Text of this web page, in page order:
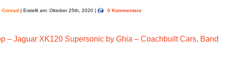
Conrad | Erstellt am: Oktober 25th, 2020 | 0 Kommentare
– Jaguar XK120 Supersonic by Ghia – Coachbuilt Cars, Band